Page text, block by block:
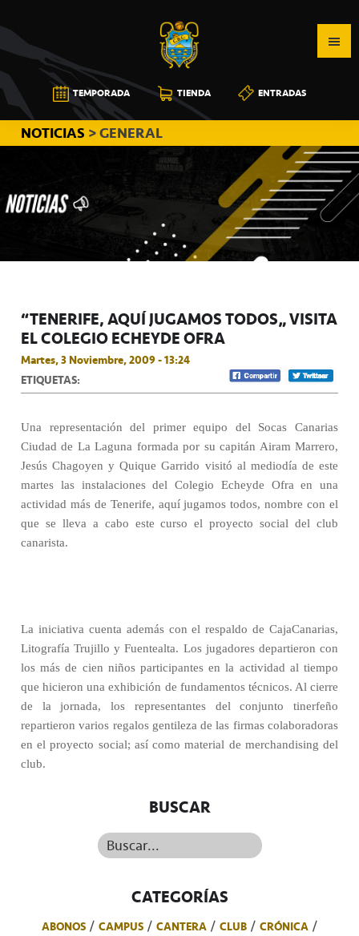
a
la
navegación
principal
al
contenido
principal
a
la
barra
lateral
principal
CB
CANARIAS
TEMPORADA TIENDA ENTRADAS
NOTICIAS > GENERAL
“TENERIFE, AQUÍ JUGAMOS TODOS” VISITA
EL COLEGIO ECHEYDE OFRA
Martes, 3 Noviembre, 2009 - 13:24
ETIQUETAS:
Una representación del primer equipo del Socas Canarias
Ciudad de La Laguna formada por su capitán Airam Marrero,
Jesús Chagoyen y Quique Garrido visitó al mediodía de este
martes las instalaciones del Colegio Echeyde Ofra en una
actividad más de Tenerife, aquí jugamos todos, nombre con el
que se lleva a cabo este curso el proyecto social del club
canarista.
La iniciativa cuenta además con el respaldo de CajaCanarias,
Litografía Trujillo y Fuentealta. Los jugadores departieron con
los más de cien niños participantes en la actividad al tiempo
que hicieron una exhibición de fundamentos técnicos. Al cierre
de la jornada, los representantes del conjunto tinerfeño
repartieron varios regalos gentileza de las firmas colaboradoras
en el proyecto social; así como material de merchandising del
club.
BUSCAR
Buscar...
CATEGORÍAS
ABONOS CAMPUS CANTERA CLUB
CRÓNICA